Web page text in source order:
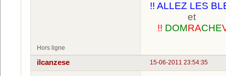
!! ALLEZ LES
et
!! DOMRACHE
Hors ligne
15-06-2011 23:54:35
ilcanzese